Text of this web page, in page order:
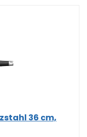
36 cm,